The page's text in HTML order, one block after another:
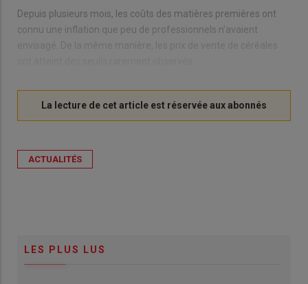
Depuis plusieurs mois, les coûts des matières premières ont
connu une inflation que peu de professionnels n'avaient
ACTUALITÉS
LES PLUS LUS